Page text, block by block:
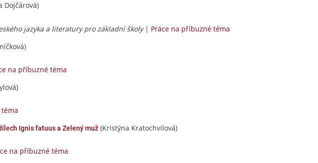
Dojčárová)
jazyka a literatury pro základní školy| Práce na příbuzné téma
na příbuzné téma
Ignis fatuus a Zelený muž (Kristýna Kratochvilová)
na příbuzné téma